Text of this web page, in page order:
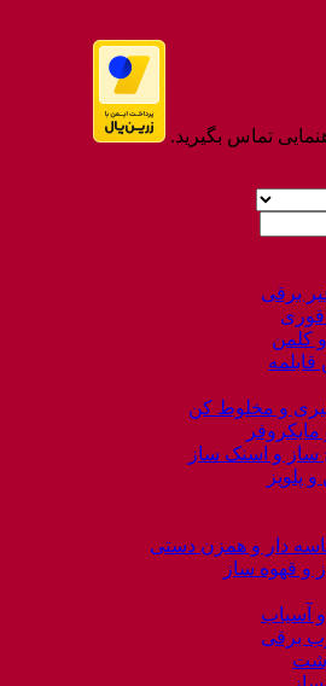
تماس بگیرید.
برقی
کلمن
گیری و مخلوط کن
ساز و اسنک ساز
پلوپز
دار و همزن دستی
و قهوه ساز
آسیاب
برقی